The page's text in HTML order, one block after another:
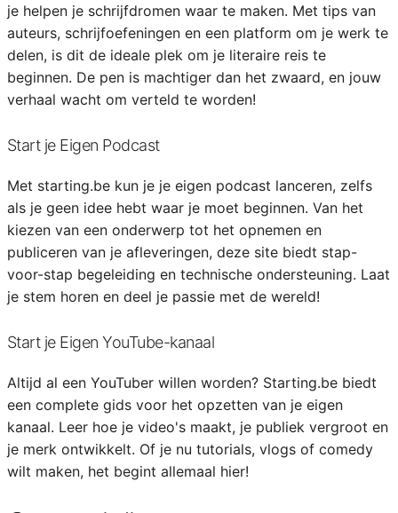
je helpen je schrijfdromen waar te maken. Met tips van
auteurs, schrijfoefeningen en een platform om je werk te
delen, is dit de ideale plek om je literaire reis te
beginnen. De pen is machtiger dan het zwaard, en jouw
verhaal wacht om verteld te worden!
Start je Eigen Podcast
Met starting.be kun je je eigen podcast lanceren, zelfs
als je geen idee hebt waar je moet beginnen. Van het
kiezen van een onderwerp tot het opnemen en
publiceren van je afleveringen, deze site biedt stap-
voor-stap begeleiding en technische ondersteuning. Laat
je stem horen en deel je passie met de wereld!
Start je Eigen YouTube-kanaal
Altijd al een YouTuber willen worden? Starting.be biedt
een complete gids voor het opzetten van je eigen
kanaal. Leer hoe je video's maakt, je publiek vergroot en
je merk ontwikkelt. Of je nu tutorials, vlogs of comedy
wilt maken, het begint allemaal hier!